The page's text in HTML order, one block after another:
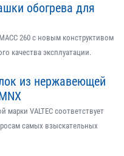
обогрева для
260 с новым конструктивом
качества эксплуатации.
из нержавеющей
VALTEC соответствует
самых взыскательных